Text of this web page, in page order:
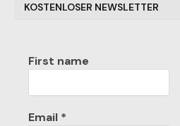
KOSTENLOSER NEWSLETTER
First name
Email *